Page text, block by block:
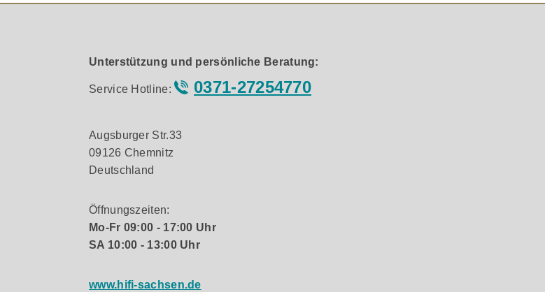
bestehenden Gewinden Adapter-Gewindestäbe Edelstahl Eindreh- und Spezialmuttern Edelstahl
Unterstützung und persönliche Beratung:
Service Hotline: 0371-27254770
Augsburger Str.33
09126 Chemnitz
Deutschland
Öffnungszeiten:
Mo-Fr 09:00 - 17:00 Uhr
SA 10:00 - 13:00 Uhr
www.hifi-sachsen.de